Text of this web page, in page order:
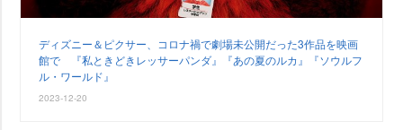
ディズニー＆ピクサー、コロナ禍で劇場未公開だった3作品を映画
館で 『私ときどきレッサーパンダ』『あの夏のルカ』『ソウルフ
ル・ワールド』
2023-12-20